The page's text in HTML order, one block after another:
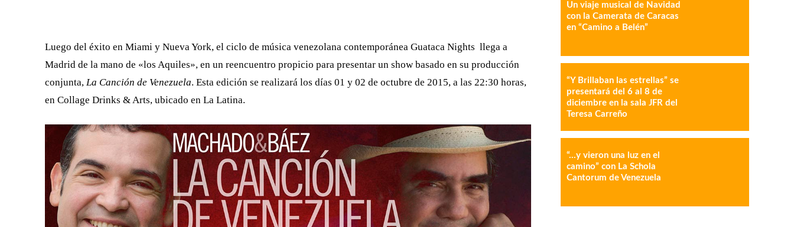
IMPRESIÓN COPY URL
Luego del éxito en Miami y Nueva York, el ciclo de música venezolana contemporánea Guataca Nights llega a
Madrid de la mano de «los Aquiles», en un reencuentro propicio para presentar un show basado en su producción
conjunta, La Canción de Venezuela. Esta edición se realizará los días 01 y 02 de octubre de 2015, a las 22:30 horas,
en Collage Drinks & Arts, ubicado en La Latina.
Un viaje musical de Navidad
con la Camerata de Caracas
en “Camino a Belén”
“Y Brillaban las estrellas” se
presentará del 6 al 8 de
diciembre en la sala JFR del
Teresa Carreño
“…y vieron una luz en el
camino” con La Schola
Cantorum de Venezuela